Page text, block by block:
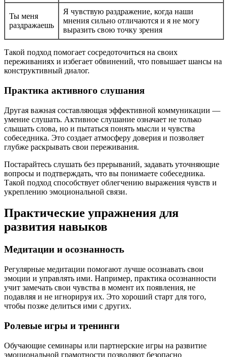
Ты меня
раздражаешь
Я чувствую раздражение, когда наши
мнения сильно отличаются и я не могу
выразить свою точку зрения
Такой подход помогает сосредоточиться на своих
переживаниях и избегает обвинений, что повышает шансы на
конструктивный диалог.
Практика активного слушания
Другая важная составляющая эффективной коммуникации —
умение слушать. Активное слушание означает не только
слышать слова, но и пытаться понять мысли и чувства
собеседника. Это создает атмосферу доверия и позволяет
глубже раскрывать свои переживания.
Постарайтесь слушать без прерываний, задавать уточняющие
вопросы и подтверждать, что вы понимаете собеседника.
Такой подход способствует облегчению выражения чувств и
укреплению эмоциональной связи.
Практические упражнения для
развития навыков
Медитации и осознанность
Регулярные медитации помогают лучше осознавать свои
эмоции и управлять ими. Например, практика осознанности
учит замечать свои чувства в момент их появления, не
подавляя и не игнорируя их. Это хороший старт для того,
чтобы позже делиться ими с других.
Ролевые игры и тренинги
Обучающие семинары или партнерские игры на развитие
эмоциональной грамотности позволяют безопасно